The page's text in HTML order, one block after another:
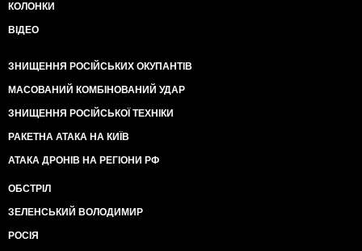
КОЛОНКИ
ВІДЕО
ЗНИЩЕННЯ РОСІЙСЬКИХ ОКУПАНТІВ
МАСОВАНИЙ КОМБІНОВАНИЙ УДАР
ЗНИЩЕННЯ РОСІЙСЬКОЇ ТЕХНІКИ
РАКЕТНА АТАКА НА КИЇВ
АТАКА ДРОНІВ НА РЕГІОНИ РФ
ОБСТРІЛ
ЗЕЛЕНСЬКИЙ ВОЛОДИМИР
РОСІЯ